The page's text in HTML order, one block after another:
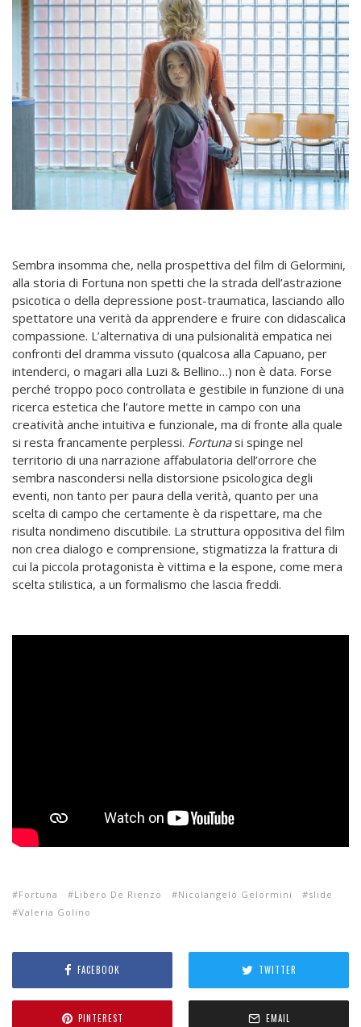
Sembra insomma che, nella prospettiva del film di Gelormini,
alla storia di Fortuna non spetti che la strada dell’astrazione
psicotica o della depressione post-traumatica, lasciando allo
spettatore una verità da apprendere e fruire con didascalica
compassione. L’alternativa di una pulsionalità empatica nei
confronti del dramma vissuto (qualcosa alla Capuano, per
intenderci, o magari alla Luzi & Bellino…) non è data. Forse
perché troppo poco controllata e gestibile in funzione di una
ricerca estetica che l’autore mette in campo con una
creatività anche intuitiva e funzionale, ma di fronte alla quale
si resta francamente perplessi. Fortunasi spinge nel
territorio di una narrazione affabulatoria dell’orrore che
sembra nascondersi nella distorsione psicologica degli
eventi, non tanto per paura della verità, quanto per una
scelta di campo che certamente è da rispettare, ma che
risulta nondimeno discutibile. La struttura oppositiva del film
non crea dialogo e comprensione, stigmatizza la frattura di
cui la piccola protagonista è vittima e la espone, come mera
scelta stilistica, a un formalismo che lascia freddi.
Fortuna Libero De Rienzo Nicolangelo Gelormini
slide
Valeria Golino
FACEBOOK TWITTER
PINTEREST EMAIL